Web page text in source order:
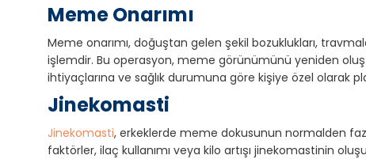
Meme Onarımı
Meme onarımı, doğuştan gelen şekil bozuklukları,
işlemdir. Bu operasyon, meme görünümünü yeniden
ihtiyaçlarına ve sağlık durumuna göre kişiye özel olarak
Jinekomasti
Jinekomasti, erkeklerde meme dokusunun normalden
faktörler, ilaç kullanımı veya kilo artışı jinekomastinin